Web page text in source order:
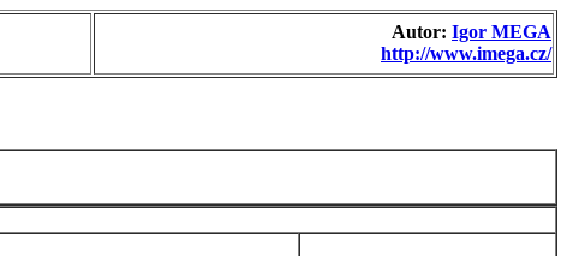
Autor: Igor MEGA
http://www.imega.cz/